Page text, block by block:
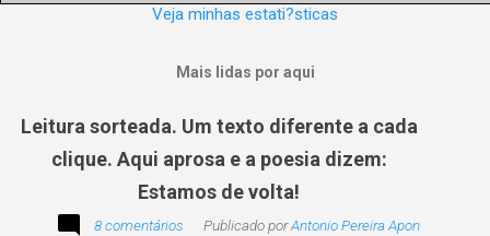
Veja minhas estati?sticas
Mais lidas por aqui
Leitura sorteada. Um texto diferente a cada
clique. Aqui aprosa e a poesia dizem:
Estamos de volta!
8 comentários Publicado porAntonio Pereira Apon